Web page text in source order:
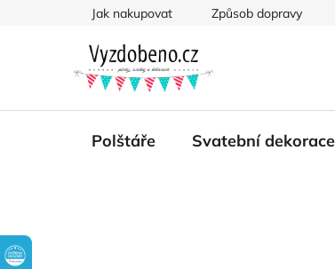
Jak nakupovat Způsob dopravy
Polštáře Svatební dekorace